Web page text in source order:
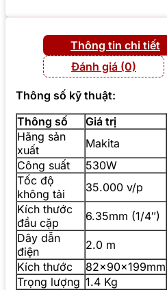
Thông tin chi tiết
Đánh giá (0)
Thông số kỹ thuật:
Thông số
Giá trị
Hãng sản
xuất
Makita
Công suất
530W
Tốc độ
không tải
35.000 v/p
Kích thước
đầu cặp
6.35mm (1/4″)
Dây dẫn
điện
2.0 m
Kích thước
82x90x199mm
Trọng lượng 1.4 Kg